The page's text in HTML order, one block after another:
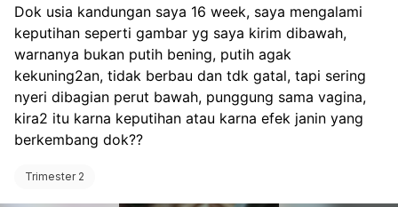
Dok usia kandungan saya 16 week, saya mengalami
keputihan seperti gambar yg saya kirim dibawah,
warnanya bukan putih bening, putih agak
kekuning2an, tidak berbau dan tdk gatal, tapi sering
nyeri dibagian perut bawah, punggung sama vagina,
kira2 itu karna keputihan atau karna efek janin yang
berkembang dok??
Trimester 2